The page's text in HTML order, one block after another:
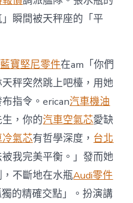
」瞬間被天秤座的「平
藍寶堅尼零件在am「你們
秤突然跳上吧檯，用她
指令。erican汽車機油
，你的汽車空氣芯愛缺
氣芯有哲學深度， 台北
被我完美平衡。」發而她
不斷地在水瓶Audi零件
的精確交點」。扮演講